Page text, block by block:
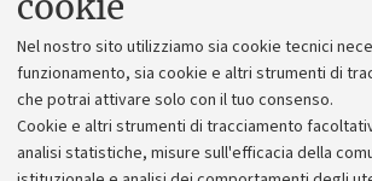
Nel nostro sito utilizziamo sia cookie tecnici
funzionamento, sia cookie e altri strumenti di
che potrai attivare solo con il tuo consenso.
Cookie e altri strumenti di tracciamento
analisi statistiche, misure sull'efficacia della
Alumni community
Piano strategico
Bilanci